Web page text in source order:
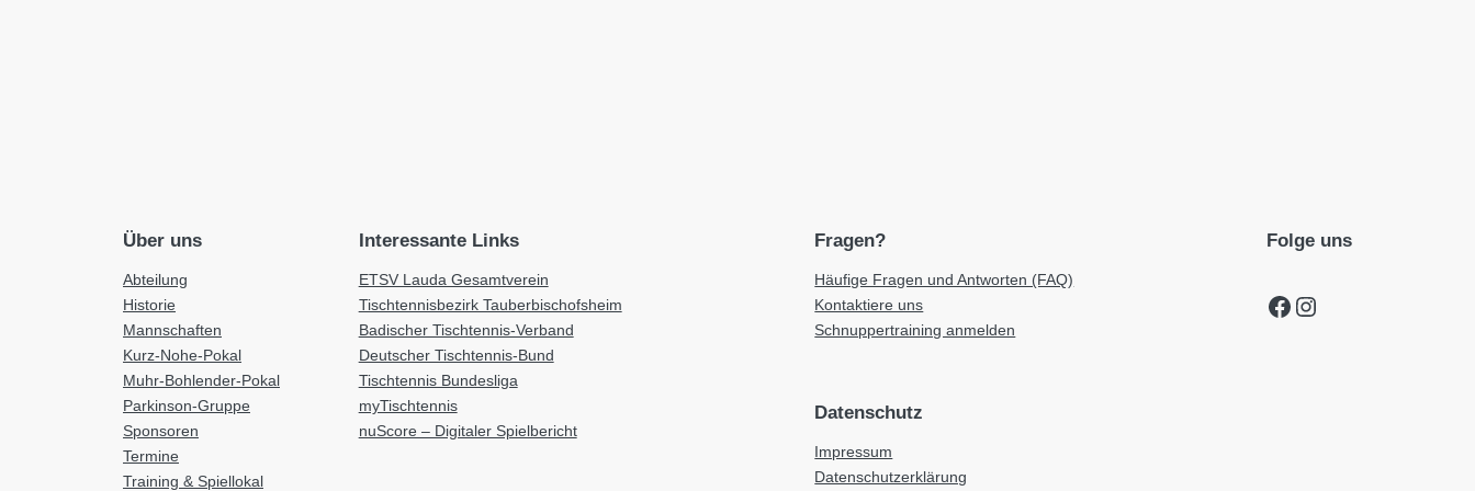
Über uns
Abteilung
Historie
Mannschaften
Kurz-Nohe-Pokal
Muhr-Bohlender-Pokal
Parkinson-Gruppe
Sponsoren
Termine
Training & Spiellokal
Interessante Links
ETSV Lauda Gesamtverein
Tischtennisbezirk Tauberbischofsheim
Badischer Tischtennis-Verband
Deutscher Tischtennis-Bund
Tischtennis Bundesliga
myTischtennis
nuScore – Digitaler Spielbericht
Fragen?
Häufige Fragen und Antworten (FAQ)
Kontaktiere uns
Schnuppertraining anmelden
Datenschutz
Impressum
Datenschutzerklärung
Folge uns
Facebook Instagram